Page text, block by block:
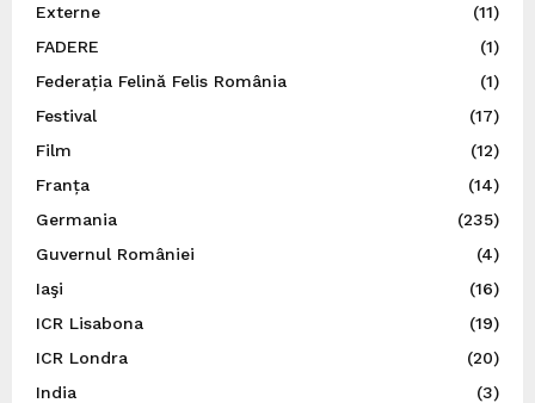
Externe
(11)
FADERE
(1)
Federația Felină Felis România
(1)
Festival
(17)
Film
(12)
Franța
(14)
Germania
(235)
Guvernul României
(4)
Iaşi
(16)
ICR Lisabona
(19)
ICR Londra
(20)
India
(3)